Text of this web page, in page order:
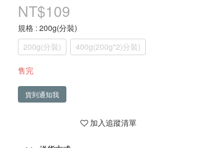
NT$109
規格 : 200g(分裝)
200g(分裝)
400g(200g*2)分裝)
售完
貨到通知我
加入追蹤清單